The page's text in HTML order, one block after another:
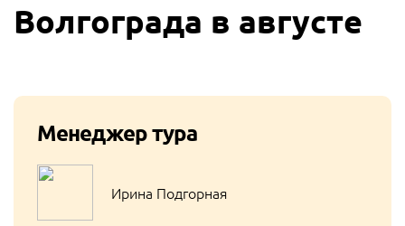
Волгограда в августе
Менеджер тура
Ирина Подгорная